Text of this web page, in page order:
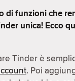
di funzioni che
unica! Ecco
Tinder è
. Poi